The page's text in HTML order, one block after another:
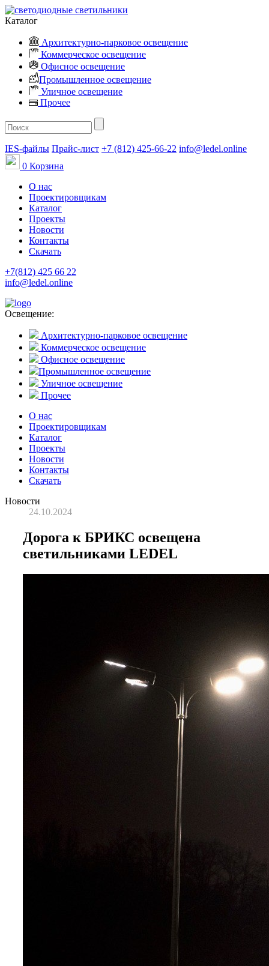
Каталог
Архитектурно-парковое освещение
Коммерческое освещение
Офисное освещение
Промышленное освещение
Уличное освещение
Прочее
IES-файлы Прайс-лист +7 (812) 425-66-22 info@ledel.online
0 Корзина
О нас
Проектировщикам
Каталог
Проекты
Новости
Контакты
Скачать
+7(812) 425 66 22
info@ledel.online
Освещение:
Архитектурно-парковое освещение
Коммерческое освещение
Офисное освещение
Промышленное освещение
Уличное освещение
Прочее
О нас
Проектировщикам
Каталог
Проекты
Новости
Контакты
Скачать
Новости
24.10.2024
Дорога к БРИКС освещена
светильниками LEDEL